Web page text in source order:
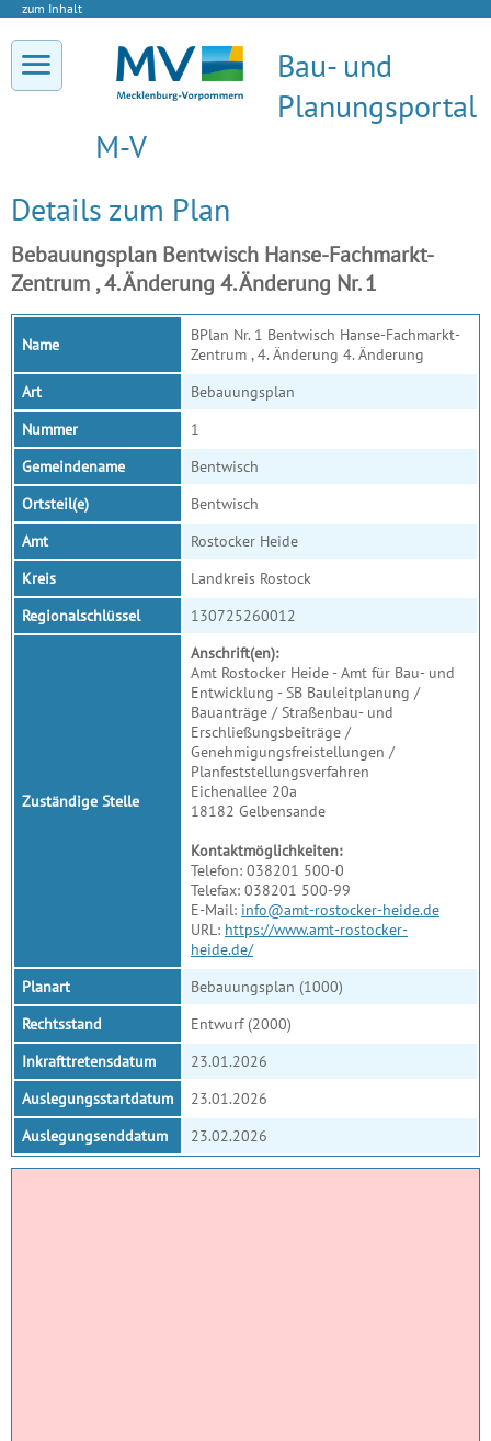
zum Inhalt
Bau- und
Planungsportal
M-V
Details zum Plan
Bebauungsplan Bentwisch Hanse-Fachmarkt-
Zentrum , 4. Änderung 4. Änderung Nr. 1
Name
BPlan Nr. 1 Bentwisch Hanse-Fachmarkt-
Zentrum , 4. Änderung 4. Änderung
Art
Bebauungsplan
Nummer
1
Gemeindename
Bentwisch
Ortsteil(e)
Bentwisch
Amt
Rostocker Heide
Kreis
Landkreis Rostock
Regionalschlüssel
130725260012
Zuständige Stelle
Anschrift(en):
Amt Rostocker Heide - Amt für Bau- und
Entwicklung - SB Bauleitplanung /
Bauanträge / Straßenbau- und
Erschließungsbeiträge /
Genehmigungsfreistellungen /
Planfeststellungsverfahren
Eichenallee 20a
18182 Gelbensande
Kontaktmöglichkeiten:
Telefon: 038201 500-0
Telefax: 038201 500-99
E-Mail: info@amt-rostocker-heide.de
URL: https://www.amt-rostocker-
heide.de/
Planart
Bebauungsplan (1000)
Rechtsstand
Entwurf (2000)
Inkrafttretensdatum
23.01.2026
Auslegungsstartdatum
23.01.2026
Auslegungsenddatum
23.02.2026